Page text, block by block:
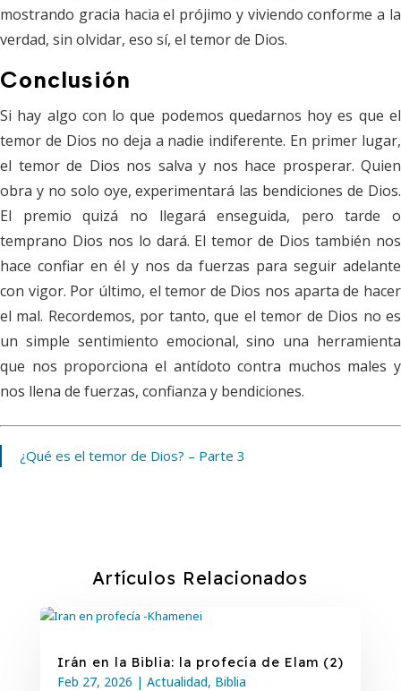
mostrando gracia hacia el prójimo y viviendo conforme a la
verdad, sin olvidar, eso sí, el temor de Dios.
Conclusión
Si hay algo con lo que podemos quedarnos hoy es que el
temor de Dios no deja a nadie indiferente. En primer lugar,
el temor de Dios nos salva y nos hace prosperar. Quien
obra y no solo oye, experimentará las bendiciones de Dios.
El premio quizá no llegará enseguida, pero tarde o
temprano Dios nos lo dará. El temor de Dios también nos
hace confiar en él y nos da fuerzas para seguir adelante
con vigor. Por último, el temor de Dios nos aparta de hacer
el mal. Recordemos, por tanto, que el temor de Dios no es
un simple sentimiento emocional, sino una herramienta
que nos proporciona el antídoto contra muchos males y
nos llena de fuerzas, confianza y bendiciones.
¿Qué es el temor de Dios? – Parte 3
Artículos Relacionados
Irán en la Biblia: la profecía de Elam (2)
Feb 27, 2026 | Actualidad, Biblia